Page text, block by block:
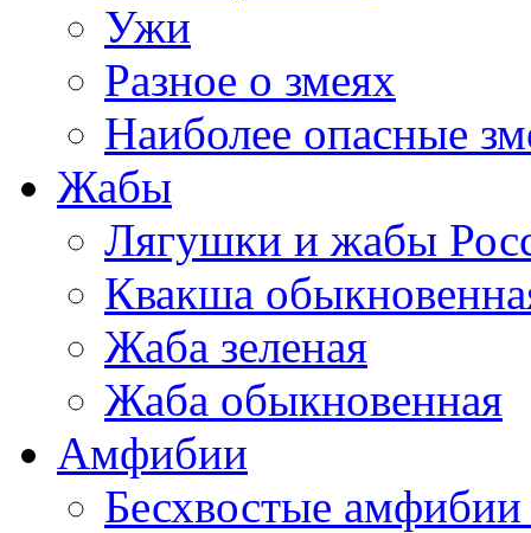
Ужи
Разное о змеях
Наиболее опасные
Жабы
Лягушки и жабы
Квакша
Жаба зеленая
Жаба обыкновенная
Амфибии
Бесхвостые